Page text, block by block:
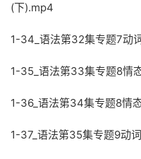
(下).mp4
1-34_语法第32集专题7动
1-35_语法第33集专题8情
1-36_语法第34集专题8情
1-37_语法第35集专题9动